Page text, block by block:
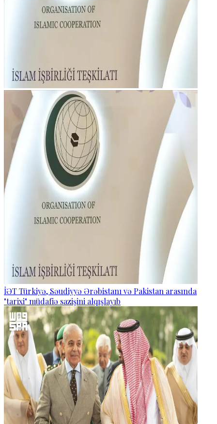
İƏT Türkiyə, Səudiyyə Ərəbistanı və Pakistan arasında
"tarixi" müdafiə sazişini alqışlayıb